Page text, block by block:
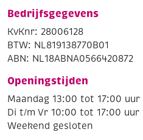
Bedrijfsgegevens
KvKnr: 28006128
BTW: NL819138770B01
ABN: NL18ABNA0566420872
Openingstijden
Maandag 13:00 tot 17:00 uur
Di t/m Vr 10:00 tot 17:00 uur
Weekend gesloten